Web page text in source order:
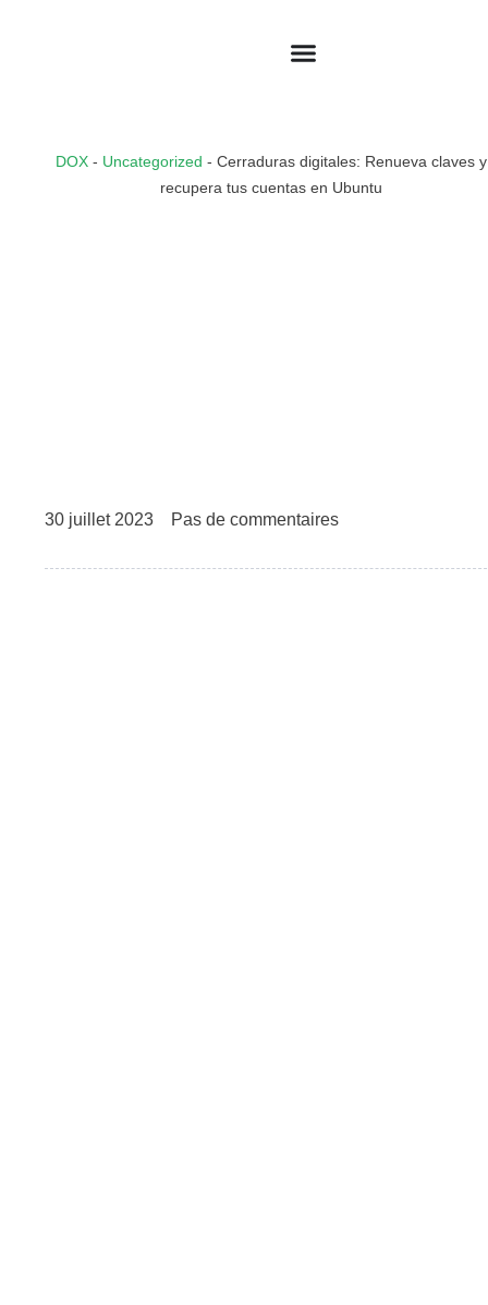
DOX- Uncategorized - Cerraduras digitales: Renueva claves y
recupera tus cuentas en Ubuntu
30 juillet 2023 Pas de commentaires